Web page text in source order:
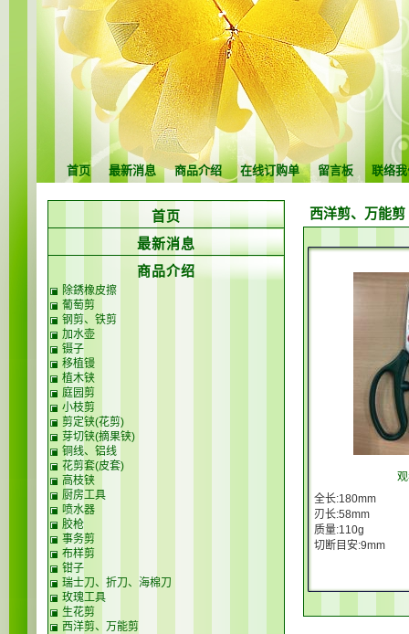
首页 最新消息 商品介绍 在线订购单 留言板 联络
西洋剪、万能剪
全长:180mm
刃长:58mm
质量:110g
切断目安:9mm
首页
最新消息
商品介绍
除銹橡皮擦
葡萄剪
钢剪、铁剪
加水壶
镊子
移植镘
植木铗
庭园剪
小枝剪
剪定铗(花剪)
芽切铗(摘果铗)
铜线、铝线
花剪套(皮套)
高枝铗
厨房工具
喷水器
胶枪
事务剪
布样剪
钳子
瑞士刀、折刀、海棉刀
玫瑰工具
生花剪
西洋剪、万能剪